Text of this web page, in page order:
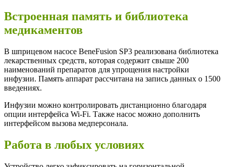
Встроенная память и библиотека
медикаментов
В шприцевом насосе BeneFusion SP3 реализована библиотека
лекарственных средств, которая содержит свыше 200
наименований препаратов для упрощения настройки
инфузии. Память аппарат рассчитана на запись данных о 1500
введениях.
Инфузии можно контролировать дистанционно благодаря
опции интерфейса Wi-Fi. Также насос можно дополнить
интерфейсом вызова медперсонала.
Работа в любых условиях